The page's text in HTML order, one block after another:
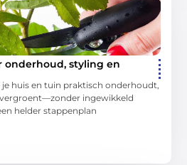
onderhoud, styling en
je huis en tuin praktisch onderhoudt,
ingewikkeld
helder stappenplan